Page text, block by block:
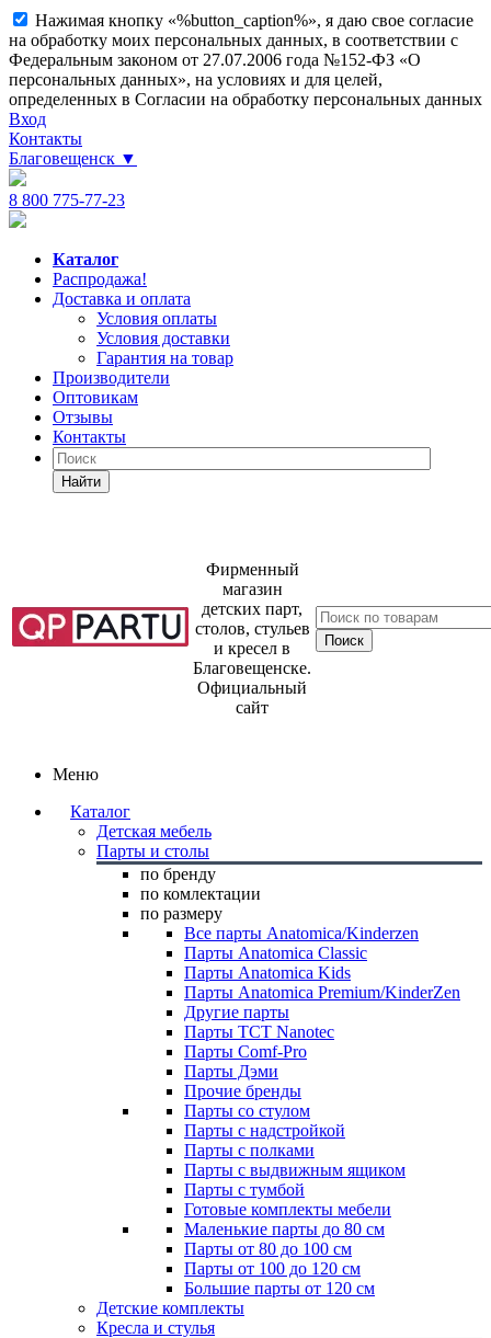
Нажимая кнопку «%button_caption%», я даю свое согласие
на обработку моих персональных данных, в соответствии с
Федеральным законом от 27.07.2006 года №152-ФЗ «О
персональных данных», на условиях и для целей,
определенных в Согласии на обработку персональных данных
Вход
Контакты
Благовещенск ▼
8 800 775-77-23
Каталог
Распродажа!
Доставка и оплата
Условия оплаты
Условия доставки
Гарантия на товар
Производители
Оптовикам
Отзывы
Контакты
Найти
Фирменный
магазин
детских парт,
столов, стульев
и кресел в
Благовещенске.
Официальный
сайт
Меню
Каталог
Детская мебель
Парты и столы
по бренду
по комлектации
по размеру
Все парты Anatomica/Kinderzen
Парты Anatomica Classic
Парты Anatomica Kids
Парты Anatomica Premium/KinderZen
Другие парты
Парты TCT Nanotec
Парты Comf-Pro
Парты Дэми
Прочие бренды
Парты со стулом
Парты с надстройкой
Парты с полками
Парты с выдвижным ящиком
Парты с тумбой
Готовые комплекты мебели
Маленькие парты до 80 см
Парты от 80 до 100 см
Парты от 100 до 120 см
Большие парты от 120 см
Детские комплекты
Кресла и стулья